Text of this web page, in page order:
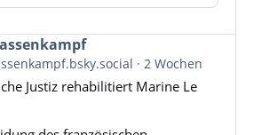
2 Wochen
Justiz rehabilitiert Marine Le